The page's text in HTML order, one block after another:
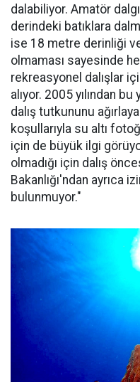
dalabiliyor. Amatör
derindeki batıklara
ise 18 metre derinliği
olmaması sayesinde
rekreasyonel dalışlar
alıyor. 2005 yılından
dalış tutkununu
koşullarıyla su altı
için de büyük ilgi
olmadığı için dalış
Bakanlığı'ndan ayrıca
bulunmuyor."